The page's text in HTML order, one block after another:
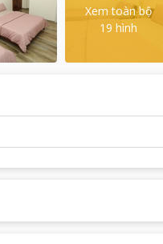
Xem toàn bộ
19 hình